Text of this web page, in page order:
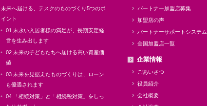
未来へ届ける、テスクのものづくり5つのポ
イント
01 末永い入居者様の満足が、長期安定経
営を生み出します
02 未来の子どもたちへ届ける高い資産価
値
03 未来を見据えたものづくりは、ローン
も優遇されます
04 「相続対策」と「相続税対策」をしっ
パートナー加盟店募集
加盟店の声
パートナーサポートシステム
全国加盟店一覧
企業情報
ごあいさつ
役員紹介
会社概要